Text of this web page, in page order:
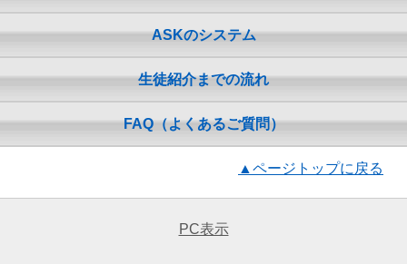
ASKのシステム
生徒紹介までの流れ
FAQ（よくあるご質問）
▲ページトップに戻る
PC表示